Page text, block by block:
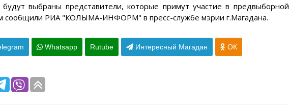
выбраны представители, которые примут участие в предвыборной
сообщили РИА "КОЛЫМА-ИНФОРМ" в пресс-службе мэрии г.Магадана.
Whatsapp Rutube Интересный Магадан ОК